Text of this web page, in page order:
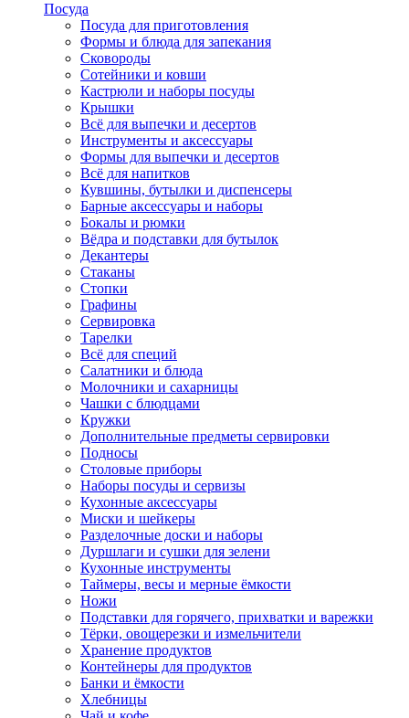
Посуда
Посуда для приготовления
Формы и блюда для запекания
Сковороды
Сотейники и ковши
Кастрюли и наборы посуды
Крышки
Всё для выпечки и десертов
Инструменты и аксессуары
Формы для выпечки и десертов
Всё для напитков
Кувшины, бутылки и диспенсеры
Барные аксессуары и наборы
Бокалы и рюмки
Вёдра и подставки для бутылок
Декантеры
Стаканы
Стопки
Графины
Сервировка
Тарелки
Всё для специй
Салатники и блюда
Молочники и сахарницы
Чашки с блюдцами
Кружки
Дополнительные предметы сервировки
Подносы
Столовые приборы
Наборы посуды и сервизы
Кухонные аксессуары
Миски и шейкеры
Разделочные доски и наборы
Дуршлаги и сушки для зелени
Кухонные инструменты
Таймеры, весы и мерные ёмкости
Ножи
Подставки для горячего, прихватки и варежки
Тёрки, овощерезки и измельчители
Хранение продуктов
Контейнеры для продуктов
Банки и ёмкости
Хлебницы